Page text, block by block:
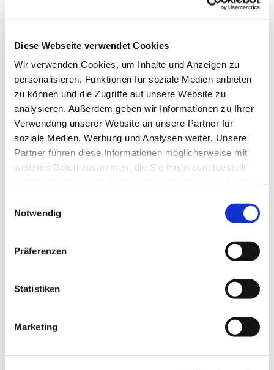
Diese Webseite verwendet Cookies
Wir verwenden Cookies, um Inhalte und Anzeigen zu
personalisieren, Funktionen für soziale Medien anbieten
zu können und die Zugriffe auf unsere Website zu
analysieren. Außerdem geben wir Informationen zu Ihrer
Verwendung unserer Website an unsere Partner für
soziale Medien, Werbung und Analysen weiter. Unsere
Partner führen diese Informationen möglicherweise mit
weiteren Daten zusammen, die Sie ihnen bereitgestellt
Notwendig
Präferenzen
Statistiken
Marketing